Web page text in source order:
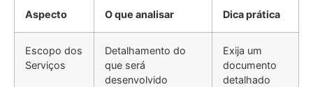
Aspecto O que analisar Dica prática
Escopo dos
Serviços
Detalhamento do
que será
desenvolvido
Exija um
documento
detalhado